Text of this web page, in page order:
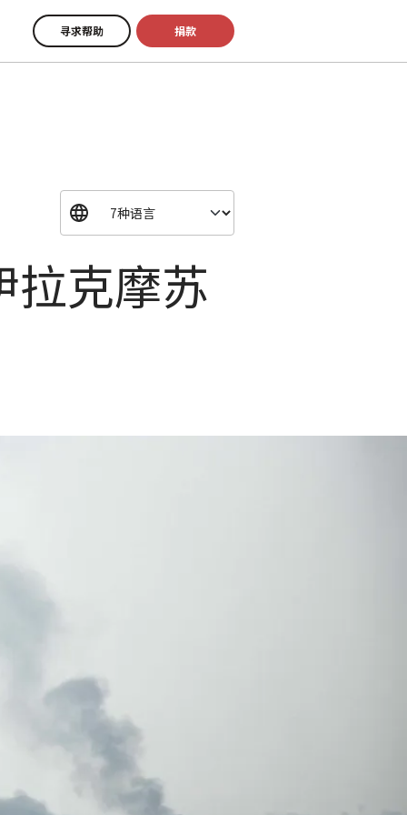
寻求帮助 捐款
拉克摩苏